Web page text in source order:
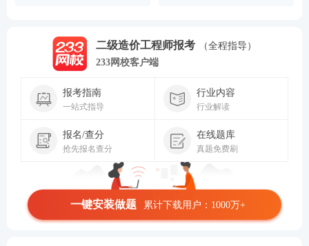
二级造价工程师报考
（全程指导）
233网校客户端
报考指南
一站式指导
行业内容
行业解读
报名/查分
抢先报名查分
在线题库
真题免费刷
一键安装做题 累计下载用户：1000万+